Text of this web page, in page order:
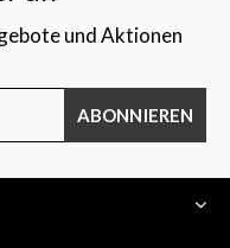
und Aktionen
ABONNIEREN